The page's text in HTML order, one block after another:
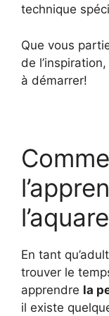
technique
Que vous
de
à démarrer!
En tant
trouver le
apprendre la
il existe